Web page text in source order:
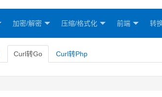
加密/解密 压缩/格式化 前端 转
Curl转Go Curl转Php